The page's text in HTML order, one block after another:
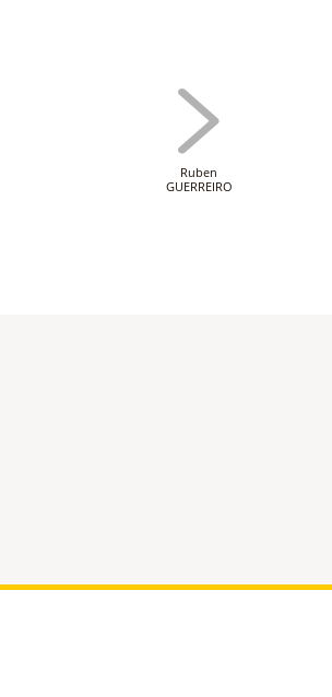
Ruben
GUERREIRO